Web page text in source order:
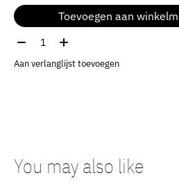
Toevoegen aan
Aantal:
Aan verlanglijst toevoegen
You may also like